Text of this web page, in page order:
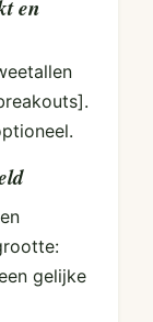
en
gelijke